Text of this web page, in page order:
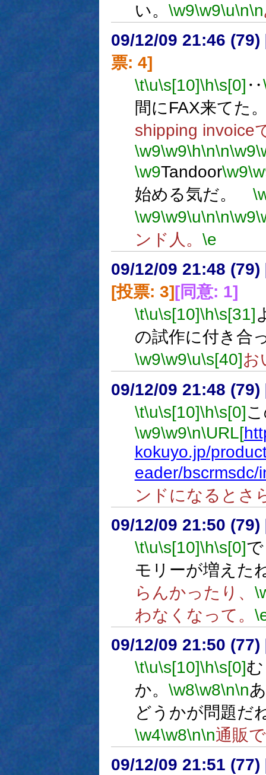
い。 \w9\w9\u\n\n
09/12/09 21:46 (79)
票: 4]
\t\u\s[10]\h\s[0] ‥
間にFAX来てた
shipping invoice
\w9\w9\h\n\n\w9
\w9Tandoor\w9
始める気だ。
\w9\w9\u\n\n\w9
ンド人。 \e
09/12/09 21:48 (79)
[投票: 3] [同意: 1]
\t\u\s[10]\h\s[31]
の試作に付き合
\w9\w9\u\s[40]お
09/12/09 21:48 (79)
\t\u\s[10]\h\s[0]
\w9\w9\n\URL[
kokuyo.jp/
eader/bscrmsdc/
ンドになるとさ
09/12/09 21:50 (79)
\t\u\s[10]\h\s[0]
モリーが増えた
らんかったり、
わなくなって。
09/12/09 21:50 (77)
\t\u\s[10]\h\s[0]
か。 \w8\w8\n\n
どうかが問題だ
\w4\w8\n\n通販
09/12/09 21:51 (77)